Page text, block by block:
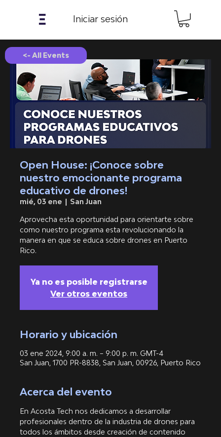
𝝣 Iniciar sesión
Open House: ¡Conoce sobre
nuestro emocionante programa
educativo de drones!
mié, 03 ene
  |
San Juan
Aprovecha esta oportunidad para orientarte sobre
como nuestro programa esta revolucionando la
manera en que se educa sobre drones en Puerto
Rico.
Ya no es posible registrarse
Ver otros eventos
Horario y ubicación
03 ene 2024, 9:00 a. m. – 9:00 p. m. GMT-4
San Juan, 1700 PR-8838, San Juan, 00926, Puerto Rico
Acerca del evento
En Acosta Tech nos dedicamos a desarrollar
profesionales dentro de la industria de drones para
todos los ámbitos desde creación de contenido
<- All Events